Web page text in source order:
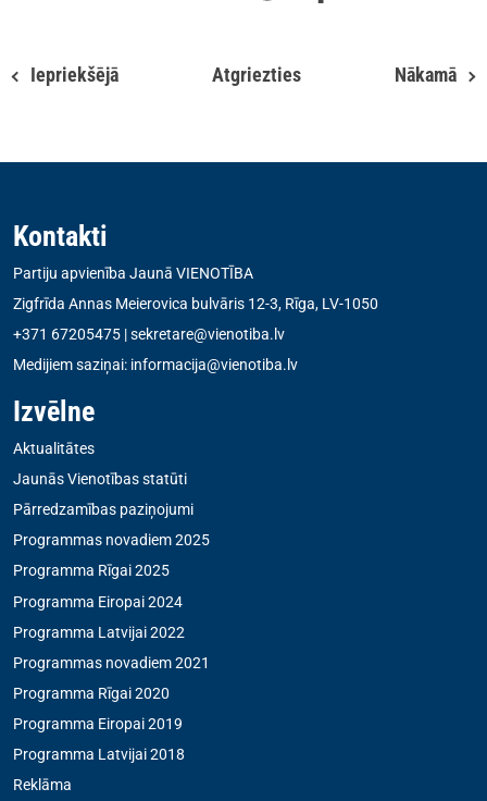
Iepriekšējā Atgriezties Nākamā
Kontakti
Partiju apvienība Jaunā VIENOTĪBA
Zigfrīda Annas Meierovica bulvāris 12-3, Rīga, LV-1050
+371 67205475 |sekretare@vienotiba.lv
Medijiem saziņai: informacija@vienotiba.lv
Izvēlne
Aktualitātes
Jaunās Vienotības statūti
Pārredzamības paziņojumi
Programmas novadiem 2025
Programma Rīgai 2025
Programma Eiropai 2024
Programma Latvijai 2022
Programmas novadiem 2021
Programma Rīgai 2020
Programma Eiropai 2019
Programma Latvijai 2018
Reklāma